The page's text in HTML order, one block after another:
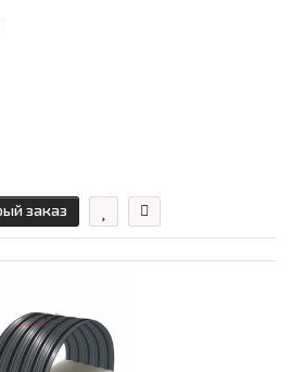
заказ